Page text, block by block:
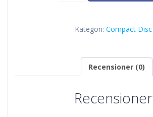
back
Kategori: Compact Disc
Recensioner (0)
Recensioner